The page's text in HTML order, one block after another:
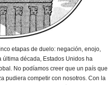
etapas de duelo: negación, enojo,
década, Estados Unidos ha
No podíamos creer que un país que
pudiera competir con nosotros. Con la